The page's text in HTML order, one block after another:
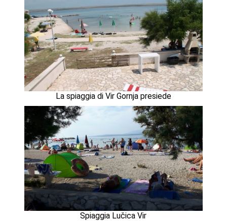
La spiaggia di Vir Gornja presiede
Spiaggia Lučica Vir